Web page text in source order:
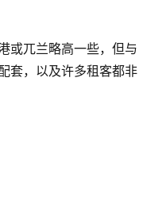
或兀兰略高一些，但与
套，以及许多租客都非